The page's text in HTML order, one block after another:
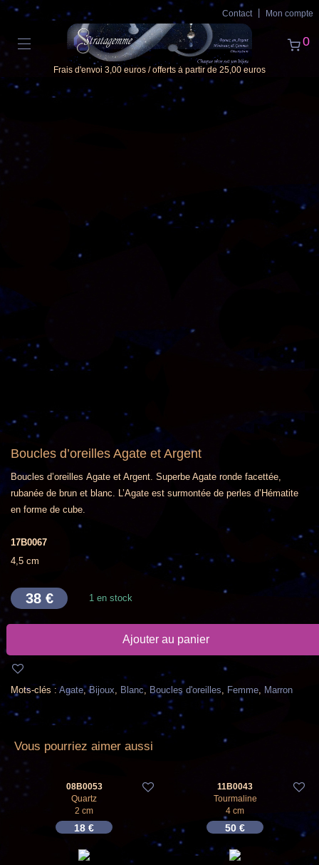
Contact Mon compte
0
Frais d'envoi 3,00 euros / offerts à partir de 25,00 euros
Boucles d’oreilles Agate et Argent
Boucles d’oreilles Agate et Argent. Superbe Agate ronde facettée,
rubanée de brun et blanc. L’Agate est surmontée de perles d’Hématite
en forme de cube.
17B0067
4,5 cm
38 € 1 en stock
Ajouter au panier
Mots-clés :Agate,Bijoux, Blanc, Boucles d'oreilles, Femme, Marron
Vous pourriez aimer aussi
08B0053
Quartz
2 cm
18 €
11B0043
Tourmaline
4 cm
50 €